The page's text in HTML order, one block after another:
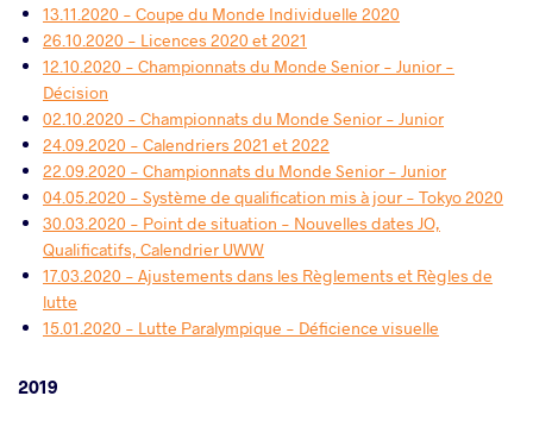
13.11.2020 - Coupe du Monde Individuelle 2020
26.10.2020 - Licences 2020 et 2021
12.10.2020 - Championnats du Monde Senior - Junior -
Décision
02.10.2020 - Championnats du Monde Senior - Junior
24.09.2020 - Calendriers 2021 et 2022
22.09.2020 - Championnats du Monde Senior - Junior
04.05.2020 - Système de qualification mis à jour - Tokyo 2020
30.03.2020 - Point de situation - Nouvelles dates JO,
Qualificatifs, Calendrier UWW
17.03.2020 - Ajustements dans les Règlements et Règles de
lutte
15.01.2020 - Lutte Paralympique - Déficience visuelle
2019